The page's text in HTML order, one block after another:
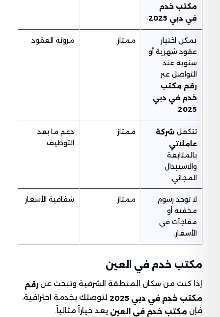
مكتب خدم
في دبي 2025
.
يمكن اختيار
عقود شهرية أو
سنوية عند
التواصل عبر
رقم مكتب
خدم في دبي
2025
.
ممتاز مرونة العقود
تتكفل شركة
عاملاتي
بالمتابعة
والاستبدال
المجاني.
ممتاز
دعم ما بعد
التوظيف
لا توجد رسوم
مخفية أو
مفاجآت في
الأسعار.
ممتاز شفافية الأسعار
مكتب خدم في العين
إذا كنت من سكان المنطقة الشرقية وتبحث عن رقم
مكتب خدم في دبي 2025
لتوصلك بخدمة احترافية،
فإن مكتب خدم في العين يعد خياراً مثالياً.